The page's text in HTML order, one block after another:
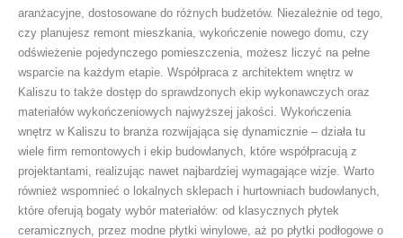
aranżacyjne, dostosowane do różnych budżetów. Niezależnie od tego,
czy planujesz remont mieszkania, wykończenie nowego domu, czy
odświeżenie pojedynczego pomieszczenia, możesz liczyć na pełne
wsparcie na każdym etapie. Współpraca z architektem wnętrz w
Kaliszu to także dostęp do sprawdzonych ekip wykonawczych oraz
materiałów wykończeniowych najwyższej jakości. Wykończenia
wnętrz w Kaliszu to branża rozwijająca się dynamicznie – działa tu
wiele firm remontowych i ekip budowlanych, które współpracują z
projektantami, realizując nawet najbardziej wymagające wizje. Warto
również wspomnieć o lokalnych sklepach i hurtowniach budowlanych,
które oferują bogaty wybór materiałów: od klasycznych płytek
ceramicznych, przez modne płytki winylowe, aż po płytki podłogowe o